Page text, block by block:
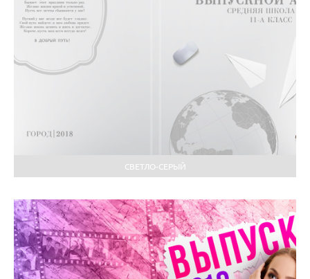
СВЕТЛО-СЕРЫЙ